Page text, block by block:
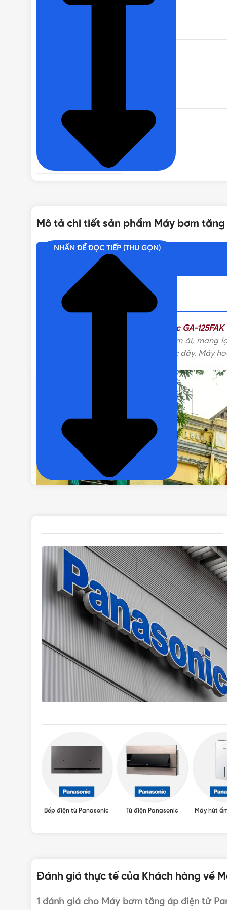
TRỌNG LƯỢNG
LƯU LƯỢNG NƯỚC
ĐƯỜNG KÍNH ỐNG HÚT
ÁP LỰC BẬT NGUỒN
CHỨC NĂNG
Mô tả chi tiết sản phẩm Máy bơm
Nội dung chính
Máy bơm tăng áp điện tử Panasonic GA-125FAK
nhưng hoạt động rất mạnh mẽ và êm ái,
không cần tới bình tăng áp như trước đây. Máy
NHẤN ĐỂ ĐỌC TIẾP (THU GỌN)
Bếp điện từ Panasonic Tủ điện Panasonic Máy hút
Đánh giá thực tế của Khách hàng về
1 đánh giá cho Máy bơm tăng áp điện tử